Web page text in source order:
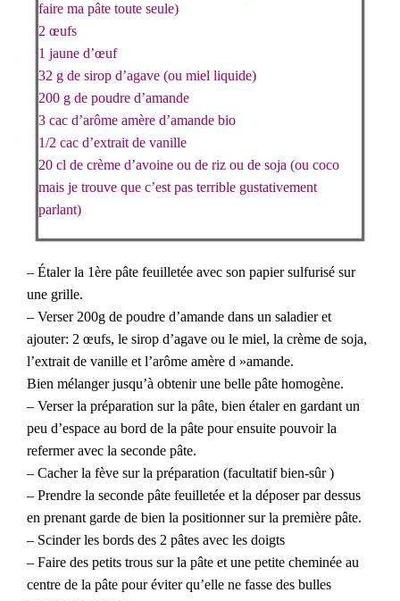
faire ma pâte toute seule)
2 œufs
1 jaune d’œuf
32 g de sirop d’agave (ou miel liquide)
200 g de poudre d’amande
3 cac d’arôme amère d’amande bio
1/2 cac d’extrait de vanille
20 cl de crème d’avoine ou de riz ou de soja (ou coco
mais je trouve que c’est pas terrible gustativement
parlant)
– Étaler la 1ère pâte feuilletée avec son papier sulfurisé sur
une grille.
– Verser 200g de poudre d’amande dans un saladier et
ajouter: 2 œufs, le sirop d’agave ou le miel, la crème de soja,
l’extrait de vanille et l’arôme amère d »amande.
Bien mélanger jusqu’à obtenir une belle pâte homogène.
– Verser la préparation sur la pâte, bien étaler en gardant un
peu d’espace au bord de la pâte pour ensuite pouvoir la
refermer avec la seconde pâte.
– Cacher la fève sur la préparation (facultatif bien-sûr )
– Prendre la seconde pâte feuilletée et la déposer par dessus
en prenant garde de bien la positionner sur la première pâte.
– Scinder les bords des 2 pâtes avec les doigts
– Faire des petits trous sur la pâte et une petite cheminée au
centre de la pâte pour éviter qu’elle ne fasse des bulles